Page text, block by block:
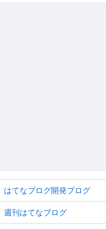
はてなブログ開発ブログ
週刊はてなブログ